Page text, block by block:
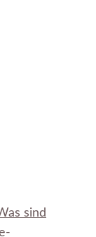
sind